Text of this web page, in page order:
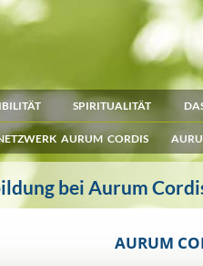
SPIRITUALITÄT
AURUM CORDIS
bei Aurum
AURUM